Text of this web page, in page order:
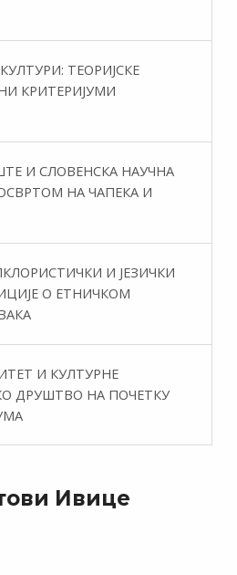
ТЕОРИЈСКЕ
КРИТЕРИЈУМИ
И СЛОВЕНСКА НАУЧНА
НА ЧАПЕКА И
И ЈЕЗИЧКИ
О ЕТНИЧКОМ
И КУЛТУРНЕ
ДРУШТВО НА ПОЧЕТКУ
Ивице